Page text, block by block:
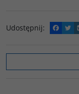
Udostępnij:
F
a
e
o
T
w
t
e